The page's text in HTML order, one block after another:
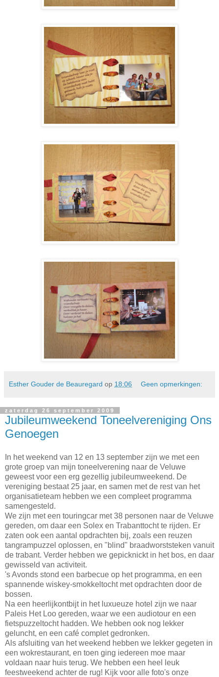
Esther Gouder de Beauregard op 18:06 Geen opmerkingen:
zaterdag 26 september 2009
Jubileumweekend Toneelvereniging Ons
Genoegen
In het weekend van 12 en 13 september zijn we met een
grote groep van mijn toneelverening naar de Veluwe
geweest voor een erg gezellig jubileumweekend. De
vereniging bestaat 25 jaar, en samen met de rest van het
organisatieteam hebben we een compleet programma
samengesteld.
We zijn met een touringcar met 38 personen naar de Veluwe
gereden, om daar een Solex en Trabanttocht te rijden. Er
zaten ook een aantal opdrachten bij, zoals een reuzen
tangrampuzzel oplossen, en "blind" braadworststeken vanuit
de trabant. Verder hebben we gepicknickt in het bos, en daar
gewisseld van activiteit.
's Avonds stond een barbecue op het programma, en een
spannende wiskey-smokkeltocht met opdrachten door de
bossen.
Na een heerlijkontbijt in het luxueuze hotel zijn we naar
Paleis Het Loo gereden, waar we een audiotour en een
fietspuzzeltocht hadden. We hebben ook nog lekker
geluncht, en een café complet gedronken.
Als afsluiting van het weekend hebben we lekker gegeten in
een wokrestaurant, en toen ging iedereen moe maar
voldaan naar huis terug. We hebben een heel leuk
feestweekend achter de rug! Kijk voor alle foto's onze